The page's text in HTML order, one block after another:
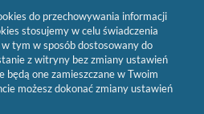
do przechowywania informacji
stosujemy w celu świadczenia
tym w sposób dostosowany do
z witryny bez zmiany ustawień
będą one zamieszczane w Twoim
możesz dokonać zmiany ustawień